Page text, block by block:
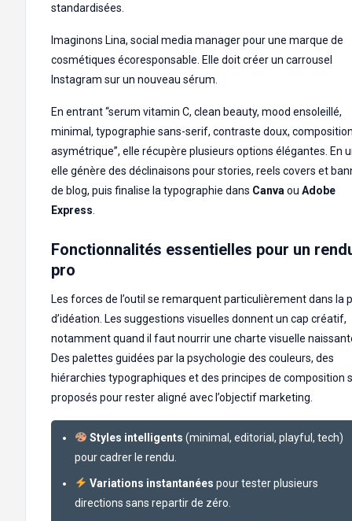
standardisées.
Imaginons Lina, social media manager pour une marque de
cosmétiques écoresponsable. Elle doit créer un carrousel
Instagram sur un nouveau sérum.
En entrant “serum vitamin C, clean beauty, mood ensoleillé,
minimal, typographie sans-serif, contraste doux,
asymétrique”, elle récupère plusieurs options élégantes. En
elle génère des déclinaisons pour stories, reels covers et
de blog, puis finalise la typographie dans Canva ou Adobe
Express
Fonctionnalités essentielles pour un
pro
Les forces de l’outil se remarquent particulièrement dans la
d’idéation. Les suggestions visuelles donnent un cap créatif,
notamment quand il faut nourrir une charte visuelle
Des palettes guidées par la psychologie des couleurs, des
hiérarchies typographiques et des principes de composition
proposés pour rester aligné avec l’objectif marketing.
Styles intelligents (minimal, editorial, playful, tech)
pour cadrer le rendu.
Variations instantanées pour tester plusieurs
directions sans repartir de zéro.